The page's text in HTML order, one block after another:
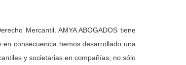
Mercantil. AMYA ABOGADOS tiene
consecuencia hemos desarrollado una
y societarias en compañías, no sólo